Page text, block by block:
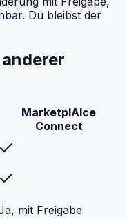
Du bleibst der
MarketplAIce
Connect
mit Freigabe